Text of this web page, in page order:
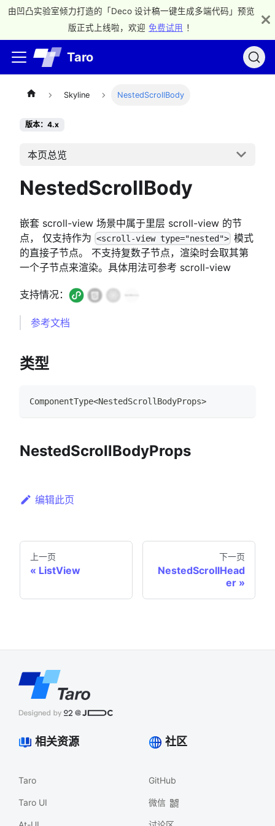
由凹凸实验室倾力打造的「Deco 设计稿一键生成多端代码」预览
版正式上线啦，欢迎 免费试用 ！
Taro
Skyline NestedScrollBody
版本：4.x
本页总览
NestedScrollBody
嵌套 scroll-view 场景中属于里层 scroll-view 的节
点， 仅支持作为 <scroll-view type="nested"> 模式
的直接子节点。 不支持复数子节点，渲染时会取其第
一个子节点来渲染。具体用法可参考 scroll-view
支持情况：
参考文档
类型
ComponentType<NestedScrollBodyProps>
NestedScrollBodyProps
编辑此页
上一页
ListView
下一页
NestedScrollHead
er
相关资源
Taro
Taro UI
社区
GitHub
微信